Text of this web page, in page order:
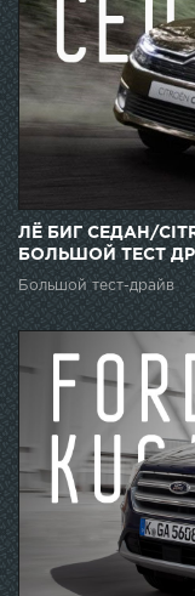
ЛЁ БИГ СЕДАН/
БОЛЬШОЙ ТЕСТ
Большой тест-драйв